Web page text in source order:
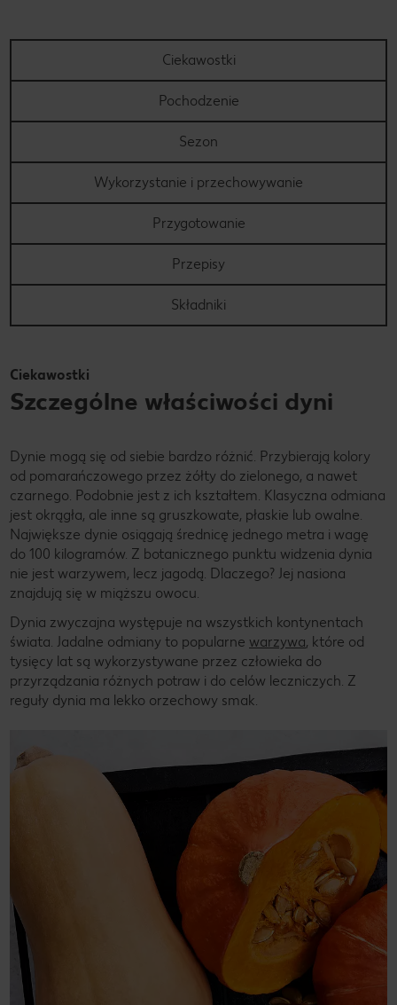
Ciekawostki
Pochodzenie
Sezon
Wykorzystanie i przechowywanie
Przygotowanie
Przepisy
Składniki
Ciekawostki
Szczególne właściwości dyni
Dynie mogą się od siebie bardzo różnić. Przybierają kolory
od pomarańczowego przez żółty do zielonego, a nawet
czarnego. Podobnie jest z ich kształtem. Klasyczna odmiana
jest okrągła, ale inne są gruszkowate, płaskie lub owalne.
Największe dynie osiągają średnicę jednego metra i wagę
do 100 kilogramów. Z botanicznego punktu widzenia dynia
nie jest warzywem, lecz jagodą. Dlaczego? Jej nasiona
znajdują się w miąższu owocu.
Dynia zwyczajna występuje na wszystkich kontynentach
świata. Jadalne odmiany to popularne warzywa, które od
tysięcy lat są wykorzystywane przez człowieka do
przyrządzania różnych potraw i do celów leczniczych. Z
reguły dynia ma lekko orzechowy smak.